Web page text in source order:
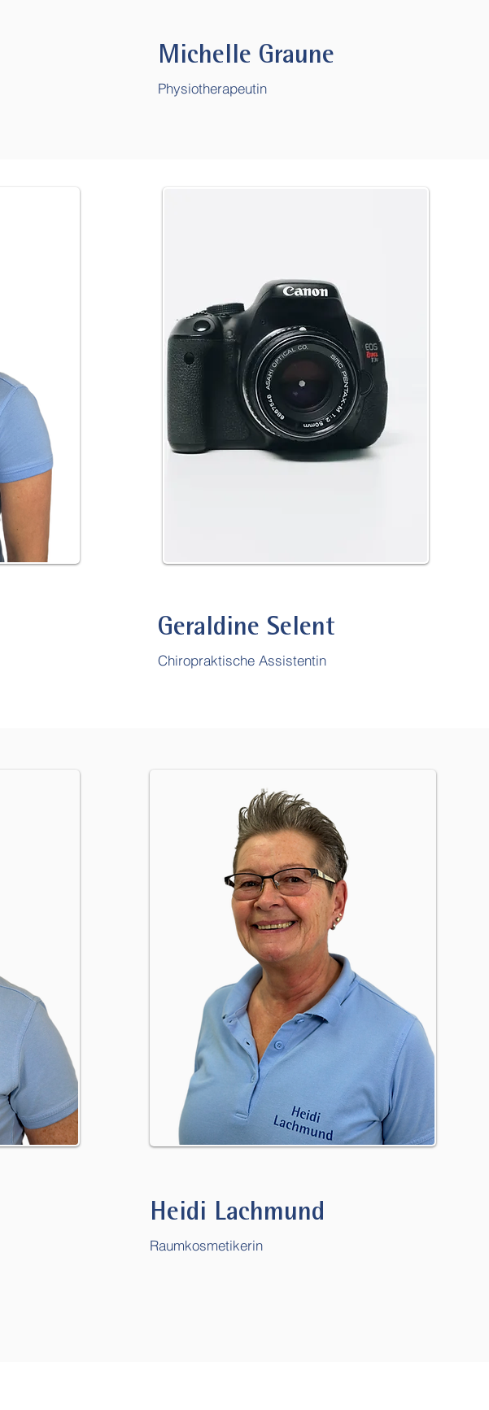
Michelle Graune
Physiotherapeutin
Geraldine Selent
Chiropraktische Assistentin
Heidi Lachmund
Raumkosmetikerin